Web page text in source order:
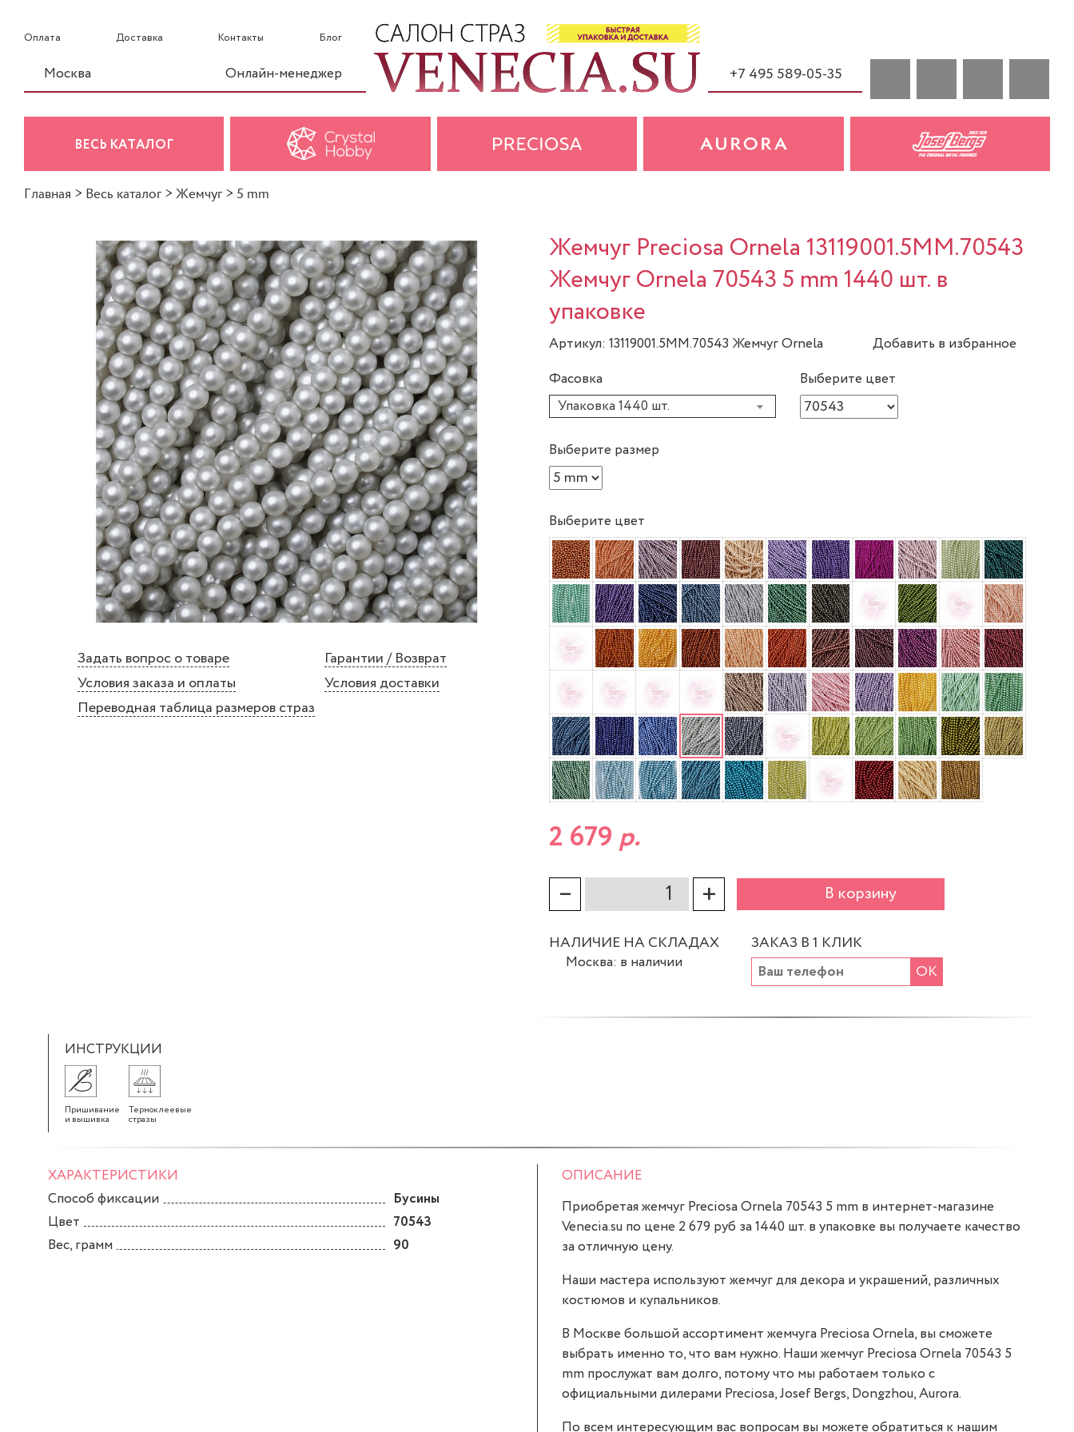
Оплата Доставка Контакты Блог
Москва Онлайн-менеджер +7 495 589-05-35
ВЕСЬ КАТАЛОГ
Главная > Весь каталог > Жемчуг > 5 mm
Задать вопрос о товаре
Гарантии / Возврат
Условия заказа и оплаты
Условия доставки
Переводная таблица размеров страз
Жемчуг Preciosa Ornela 13119001.5MM.70543
Жемчуг Ornela 70543 5 mm 1440 шт. в
упаковке
Артикул: 13119001.5MM.70543 Жемчуг Ornela
Добавить в избранное
Фасовка
Упаковка 1440 шт.
Выберите цвет
Выберите размер
Выберите цвет
2 679 р.
– + В корзину
НАЛИЧИЕ НА СКЛАДАХ
Москва: в наличии
ЗАКАЗ В 1 КЛИК
ОК
ИНСТРУКЦИИ
Пришивание
и вышивка
Термоклеевые
стразы
ХАРАКТЕРИСТИКИ
Способ фиксации
Бусины
Цвет
70543
Вес, грамм
90
ОПИСАНИЕ
Приобретая жемчуг Preciosa Ornela 70543 5 mm в интернет-магазине
Venecia.su по цене 2 679 руб за 1440 шт. в упаковке вы получаете качество
за отличную цену.
Наши мастера используют жемчуг для декора и украшений, различных
костюмов и купальников.
В Москве большой ассортимент жемчуга Preciosa Ornela, вы сможете
выбрать именно то, что вам нужно. Наши жемчуг Preciosa Ornela 70543 5
mm прослужат вам долго, потому что мы работаем только с
официальными дилерами Preciosa, Josef Bergs, Dongzhou, Aurora.
По всем интересующим вас вопросам вы можете обратиться к нашим